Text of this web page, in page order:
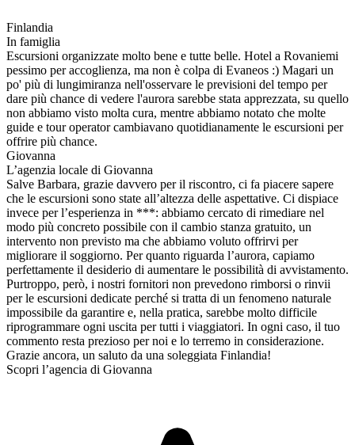
Finlandia
In famiglia
Escursioni organizzate molto bene e tutte belle. Hotel a Rovaniemi
pessimo per accoglienza, ma non è colpa di Evaneos :) Magari un
po' più di lungimiranza nell'osservare le previsioni del tempo per
dare più chance di vedere l'aurora sarebbe stata apprezzata, su quello
non abbiamo visto molta cura, mentre abbiamo notato che molte
guide e tour operator cambiavano quotidianamente le escursioni per
offrire più chance.
Giovanna
L’agenzia locale di Giovanna
Salve Barbara, grazie davvero per il riscontro, ci fa piacere sapere
che le escursioni sono state all’altezza delle aspettative. Ci dispiace
invece per l’esperienza in ***: abbiamo cercato di rimediare nel
modo più concreto possibile con il cambio stanza gratuito, un
intervento non previsto ma che abbiamo voluto offrirvi per
migliorare il soggiorno. Per quanto riguarda l’aurora, capiamo
perfettamente il desiderio di aumentare le possibilità di avvistamento.
Purtroppo, però, i nostri fornitori non prevedono rimborsi o rinvii
per le escursioni dedicate perché si tratta di un fenomeno naturale
impossibile da garantire e, nella pratica, sarebbe molto difficile
riprogrammare ogni uscita per tutti i viaggiatori. In ogni caso, il tuo
commento resta prezioso per noi e lo terremo in considerazione.
Grazie ancora, un saluto da una soleggiata Finlandia!
Scopri l’agencia di Giovanna